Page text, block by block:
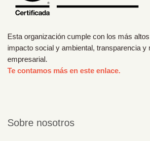
Esta organización cumple con los más
impacto social y ambiental, transparencia y
empresarial.
Te contamos más en este enlace.
Sobre nosotros